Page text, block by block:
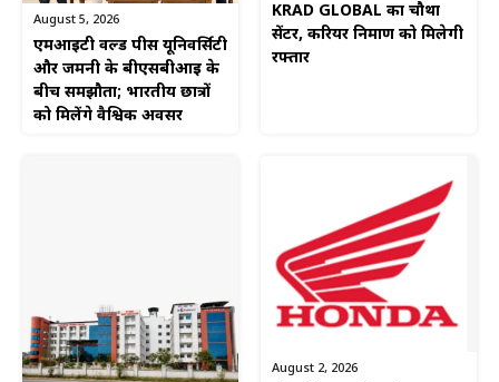
August 5, 2026
एमआईटी वर्ल्ड पीस यूनिवर्सिटी
और जर्मनी के बीएसबीआई के
बीच समझौता; भारतीय छात्रों
को मिलेंगे वैश्विक अवसर
KRAD GLOBAL का चौथा
सेंटर, करियर निर्माण को मिलेगी
रफ्तार
August 2, 2026